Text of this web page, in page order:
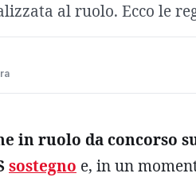
al ruolo. Ecco le
in ruolo da concorso
sostegno e, in un